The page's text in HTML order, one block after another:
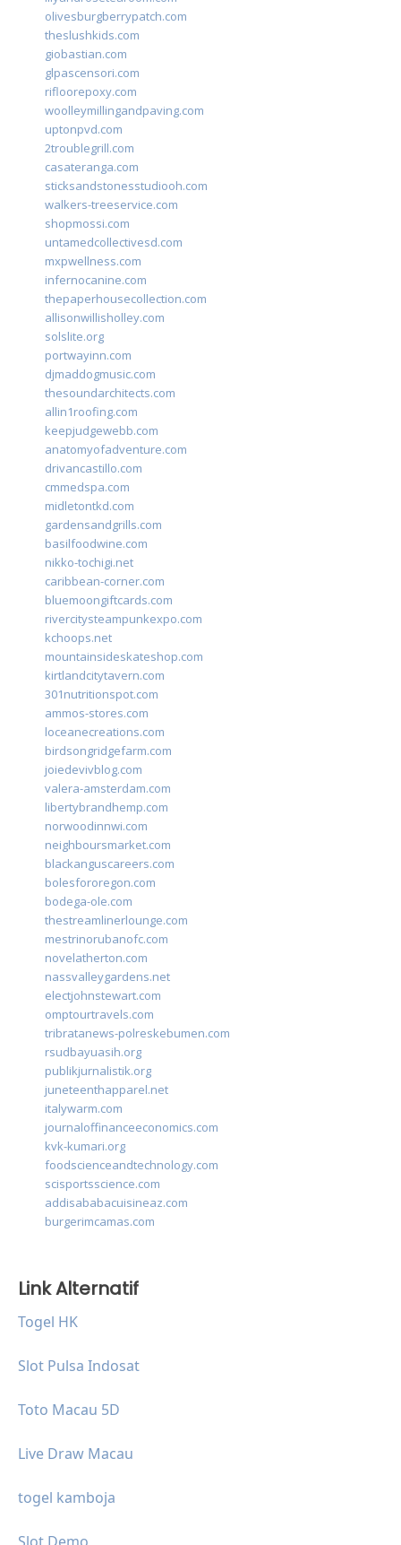
olivesburgberrypatch.com
theslushkids.com
giobastian.com
glpascensori.com
rifloorepoxy.com
woolleymillingandpaving.com
uptonpvd.com
2troublegrill.com
casateranga.com
sticksandstonesstudiooh.com
walkers-treeservice.com
shopmossi.com
untamedcollectivesd.com
mxpwellness.com
infernocanine.com
thepaperhousecollection.com
allisonwillisholley.com
solslite.org
portwayinn.com
djmaddogmusic.com
thesoundarchitects.com
allin1roofing.com
keepjudgewebb.com
anatomyofadventure.com
drivancastillo.com
cmmedspa.com
midletontkd.com
gardensandgrills.com
basilfoodwine.com
nikko-tochigi.net
caribbean-corner.com
bluemoongiftcards.com
rivercitysteampunkexpo.com
kchoops.net
mountainsideskateshop.com
kirtlandcitytavern.com
301nutritionspot.com
ammos-stores.com
loceanecreations.com
birdsongridgefarm.com
joiedevivblog.com
valera-amsterdam.com
libertybrandhemp.com
norwoodinnwi.com
neighboursmarket.com
blackanguscareers.com
bolesfororegon.com
bodega-ole.com
thestreamlinerlounge.com
mestrinorubanofc.com
novelatherton.com
nassvalleygardens.net
electjohnstewart.com
omptourtravels.com
tribratanews-polreskebumen.com
rsudbayuasih.org
publikjurnalistik.org
juneteenthapparel.net
italywarm.com
journaloffinanceeconomics.com
kvk-kumari.org
foodscienceandtechnology.com
scisportsscience.com
addisababacuisineaz.com
burgerimcamas.com
Link Alternatif
Togel HK
Slot Pulsa Indosat
Toto Macau 5D
Live Draw Macau
togel kamboja